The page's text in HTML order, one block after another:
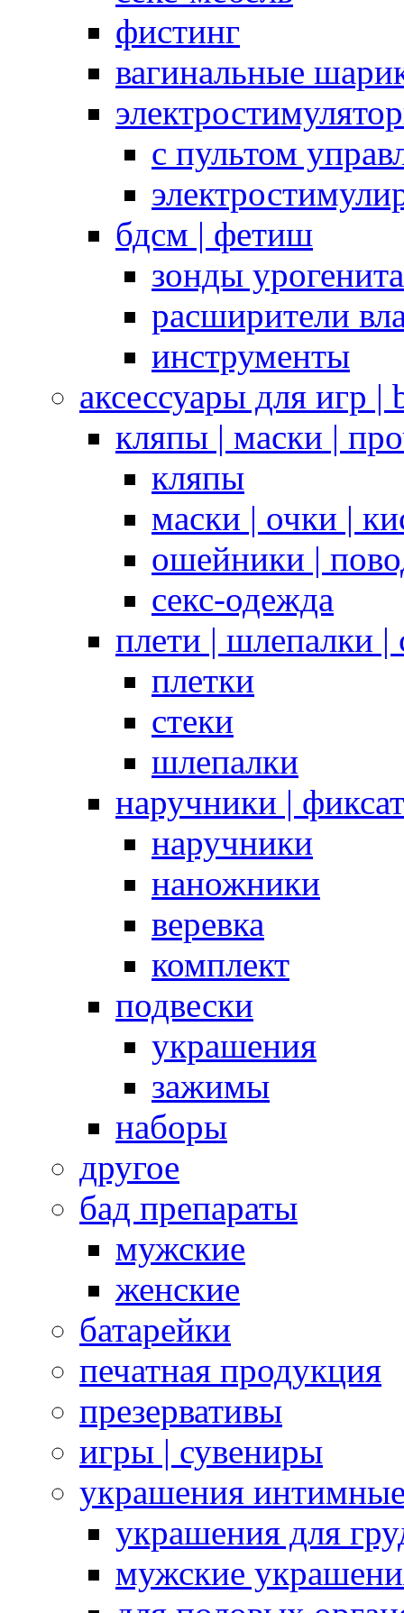
фистинг
вагинальные
с пультом
бдсм | фетиш
зонды
расширители
инструменты
аксессуары для игр |
кляпы | маски |
кляпы
маски | очки |
ошейники |
секс-одежда
плети | шлепалки |
плетки
стеки
шлепалки
наручники |
наручники
наножники
веревка
комплект
подвески
украшения
зажимы
наборы
другое
бад препараты
мужские
женские
батарейки
печатная продукция
презервативы
игры | сувениры
украшения
украшения для
мужские